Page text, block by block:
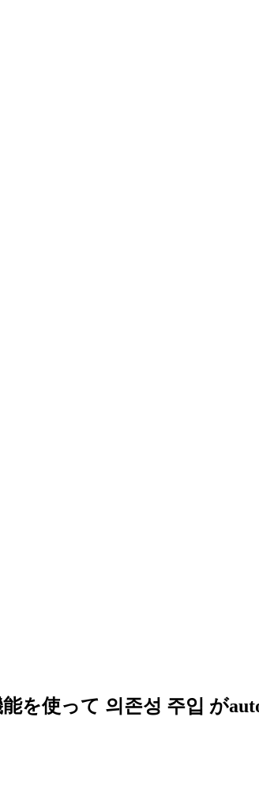
を使って 의존성 주입 が